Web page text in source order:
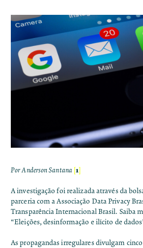
Por Anderson Santana [1]
A investigação foi realizada através da
parceria com a Associação Data Privacy
Transparência Internacional Brasil. Saiba
“Eleições, desinformação e ilícito de
As propagandas irregulares divulgam